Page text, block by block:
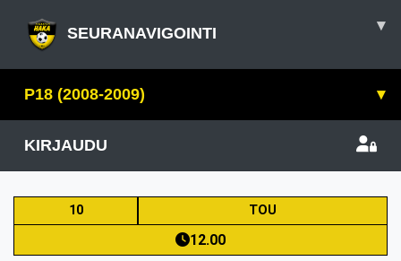
SEURANAVIGOINTI ▾
P18 (2008-2009) ▾
KIRJAUDU
10 TOU
12.00